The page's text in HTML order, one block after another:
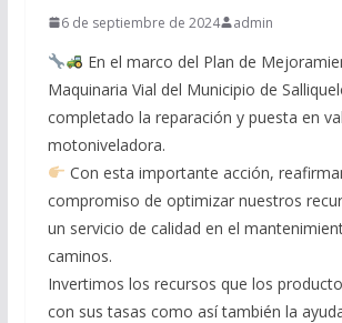
6 de septiembre de 2024 admin
En el marco del Plan de
Maquinaria Vial del Municipio de
completado la reparación y puesta en
motoniveladora.
Con esta importante acción,
compromiso de optimizar nuestros
un servicio de calidad en el
caminos.
Invertimos los recursos que los
con sus tasas como así también la